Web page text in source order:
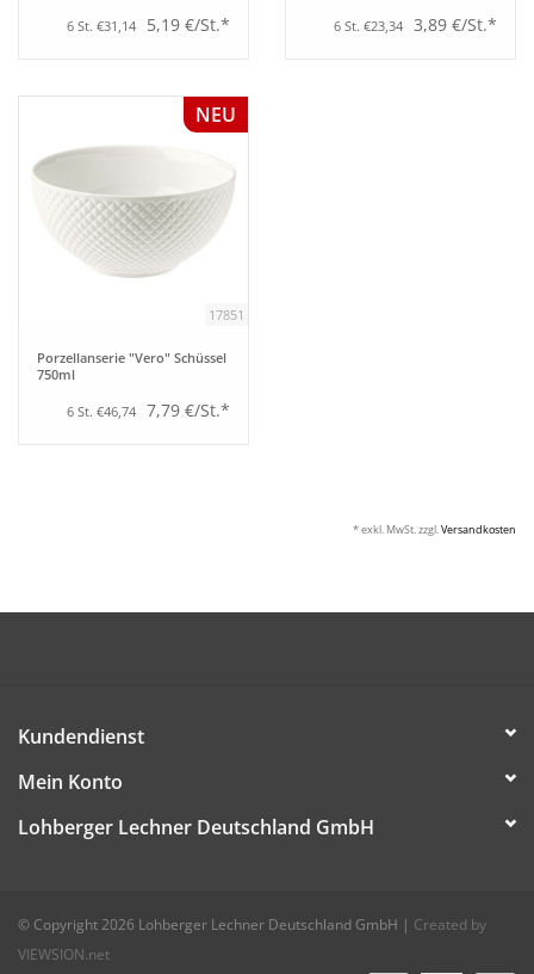
6 St. €31,14 5,19 €/St.* 6 St. €23,34 3,89 €/St.*
NEU
17851
Porzellanserie "Vero" Schüssel
750ml
6 St. €46,74 7,79 €/St.*
* exkl. MwSt. zzgl.Versandkosten
Kundendienst
Mein Konto
Lohberger Lechner Deutschland GmbH
© Copyright 2026 Lohberger Lechner Deutschland GmbH | Created by
VIEWSION.net